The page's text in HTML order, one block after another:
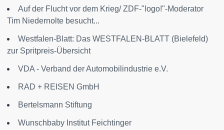
Auf der Flucht vor dem Krieg/ ZDF-"logo!"-Moderator
Tim Niedernolte besucht...
Westfalen-Blatt: Das WESTFALEN-BLATT (Bielefeld)
zur Spritpreis-Übersicht
VDA - Verband der Automobilindustrie e.V.
RAD + REISEN GmbH
Bertelsmann Stiftung
Wunschbaby Institut Feichtinger